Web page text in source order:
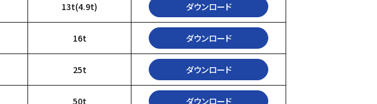
13t(4.9t) ダウンロード
16t ダウンロード
25t ダウンロード
50t ダウンロード